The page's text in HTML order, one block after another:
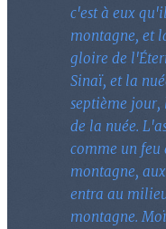
c'est à eux
montagne, et
gloire de
Sinaï, et la
septième
de la nuée.
comme un feu
montagne,
entra au
montagne.